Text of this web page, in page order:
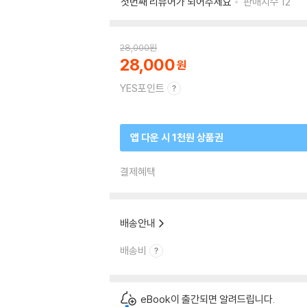
28,000원
28,000
YES포인트
앱 다운 시 1천원 상품권
결제혜택
배송안내
배송비
eBook이 출간되면 알려드립니다.